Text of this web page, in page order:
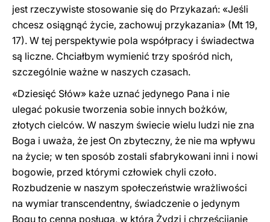
jest rzeczywiste stosowanie się do Przykazań: «Jeśli
chcesz osiągnąć życie, zachowuj przykazania» (Mt 19,
17). W tej perspektywie pola współpracy i świadectwa
są liczne. Chciałbym wymienić trzy spośród nich,
szczególnie ważne w naszych czasach.
«Dziesięć Słów» każe uznać jedynego Pana i nie
ulegać pokusie tworzenia sobie innych bożków,
złotych cielców. W naszym świecie wielu ludzi nie zna
Boga i uważa, że jest On zbyteczny, że nie ma wpływu
na życie; w ten sposób zostali sfabrykowani inni i nowi
bogowie, przed którymi człowiek chyli czoło.
Rozbudzenie w naszym społeczeństwie wrażliwości
na wymiar transcendentny, świadczenie o jedynym
Bogu to cenna posługa, w którą Żydzi i chrześcijanie